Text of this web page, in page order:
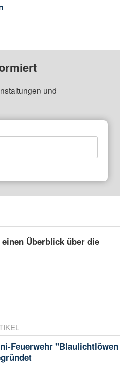
und
Überblick über die
Feuerwehr "Blaulichtlöwen